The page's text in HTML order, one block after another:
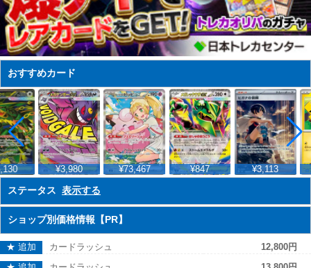
おすすめカード
¥3,980 ¥73,467 ¥847 ¥3,113
ステータス 表示する
ショップ別価格情報【PR】
★ 追加 カードラッシュ
12,800円